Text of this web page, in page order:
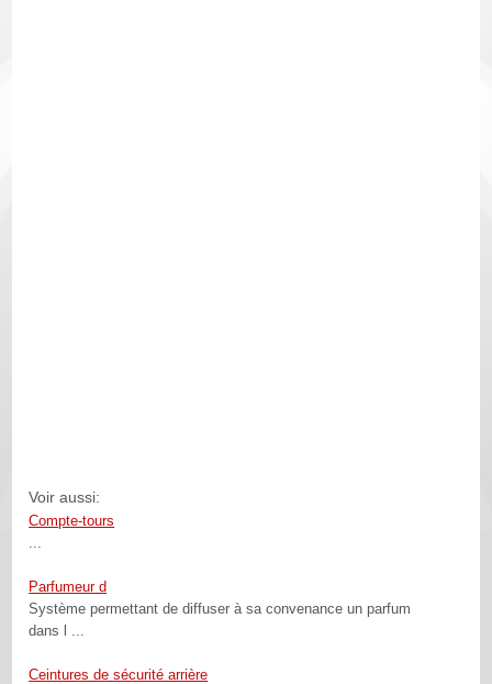
Voir aussi:
Compte-tours
...
Parfumeur d
Système permettant de diffuser à sa convenance un parfum
dans l ...
Ceintures de sécurité arrière